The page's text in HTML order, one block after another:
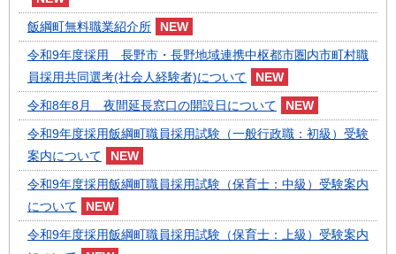
飯綱町無料職業紹介所
令和9年度採用 長野市・長野地域連携中枢都市圏内市町村職
員採用共同選考(社会人経験者)について
令和8年8月 夜間延長窓口の開設日について
令和9年度採用飯綱町職員採用試験（一般行政職：初級）受験
案内について
令和9年度採用飯綱町職員採用試験（保育士：中級）受験案内
について
令和9年度採用飯綱町職員採用試験（保育士：上級）受験案内